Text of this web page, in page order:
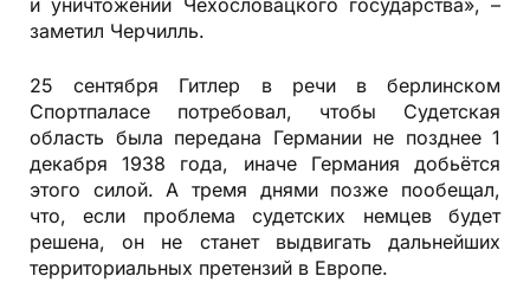
заметил Черчилль.
25 сентября Гитлер в речи в берлинском
Спортпаласе потребовал, чтобы Судетская
область была передана Германии не позднее 1
декабря 1938 года, иначе Германия добьётся
этого силой. А тремя днями позже пообещал,
что, если проблема судетских немцев будет
решена, он не станет выдвигать дальнейших
территориальных претензий в Европе.